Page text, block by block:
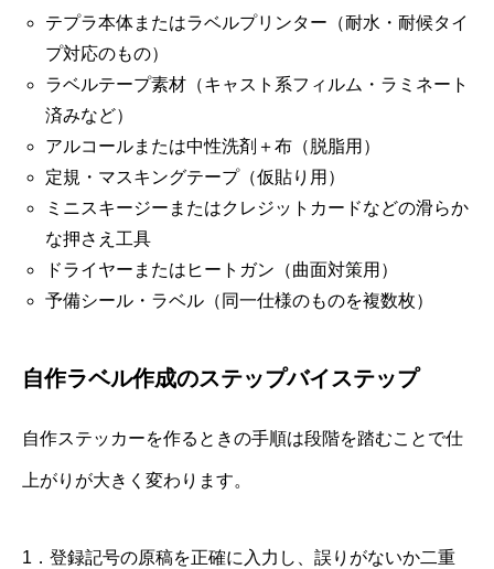
テプラ本体またはラベルプリンター（耐水・耐候タイ
プ対応のもの）
ラベルテープ素材（キャスト系フィルム・ラミネート
済みなど）
アルコールまたは中性洗剤＋布（脱脂用）
定規・マスキングテープ（仮貼り用）
ミニスキージーまたはクレジットカードなどの滑らか
な押さえ工具
ドライヤーまたはヒートガン（曲面対策用）
予備シール・ラベル（同一仕様のものを複数枚）
自作ラベル作成のステップバイステップ
自作ステッカーを作るときの手順は段階を踏むことで仕
上がりが大きく変わります。
1．登録記号の原稿を正確に入力し、誤りがないか二重